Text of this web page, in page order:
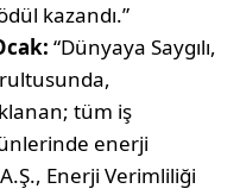
kazandı.”
“Dünyaya Saygılı,
tüm iş
enerji
Enerji Verimliliği